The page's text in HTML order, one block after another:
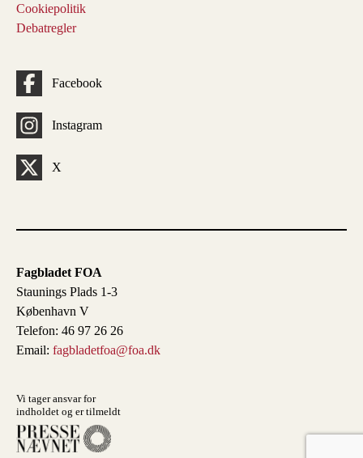
Fagbladet FOA
Staunings Plads 1-3
København V
Telefon: 46 97 26 26
Email: fagbladetfoa@foa.dk
Vi tager ansvar for
indholdet og er tilmeldt
Cookiepolitik
Debatregler
Facebook
Instagram
X